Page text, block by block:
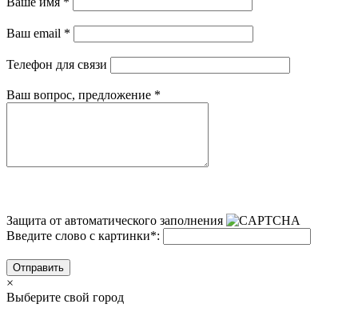
Ваш email *
Телефон для связи
Ваш вопрос, предложение *
Защита от автоматического заполнения
Введите слово с картинки*:
Отправить
×
Выберите свой город